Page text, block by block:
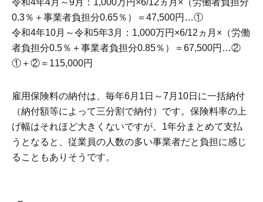
令和4年4月～9月：1,000万円×6/12ヵ月×（労働者負担分
0.3％＋事業者負担分0.65％）＝47,500円…①
令和4年10月～令和5年3月：1,000万円×6/12ヵ月×（労働
者負担分0.5％＋事業者負担分0.85％）＝67,500円…②
①＋②＝115,000円
雇用保険料の納付は、毎年6月1日～7月10日に一括納付
（納付額等によって三分割で納付）です。保険料率の上
げ幅はそれほど大きくないですが、1年分まとめて支払
うとなると、従業員の人数の多い事業者だと負担に感じ
ることもありそうです。